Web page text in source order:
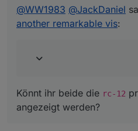
angezeigt werden?
@WW1983 @JackDaniel
another remarkable vis:
Könnt ihr beide die rc-12
angezeigt werden?